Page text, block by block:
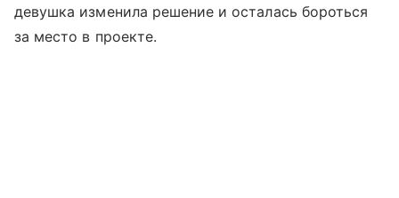
девушка изменила решение и осталась бороться
за место в проекте.